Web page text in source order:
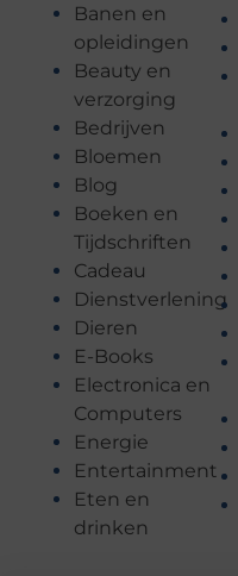
Banen en
opleidingen
Beauty en
verzorging
Bedrijven
Bloemen
Blog
Boeken en
Tijdschriften
Cadeau
Dienstverlening
Dieren
E-Books
Electronica en
Computers
Energie
Entertainment
Eten en
drinken